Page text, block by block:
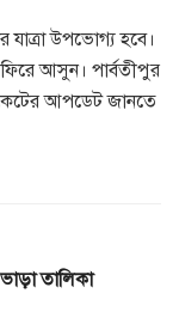
যাত্রা উপভোগ্য হবে।
আসুন। পার্বতীপুর
আপডেট জানতে
তালিকা